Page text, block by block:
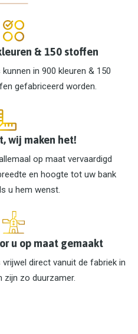
& 150 stoffen
in 900 kleuren & 150
gefabriceerd worden.
wij maken het!
op maat vervaardigd
en hoogte tot uw bank
u hem wenst.
u op maat gemaakt
direct vanuit de fabriek in
zijn zo duurzamer.